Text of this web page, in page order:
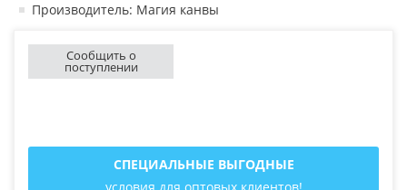
Производитель: Магия канвы
Сообщить о
поступлении
СПЕЦИАЛЬНЫЕ ВЫГОДНЫЕ